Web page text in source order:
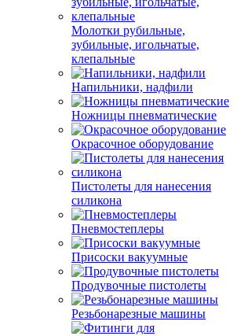
Молотки рубильные,
зубильные, игольчатые,
клепальные
Напильники, надфили
Ножницы пневматические
Окрасочное оборудование
Пистолеты для нанесения
силикона
Пневмостеплеры
Присоски вакуумные
Продувочные пистолеты
Резьбонарезные машины